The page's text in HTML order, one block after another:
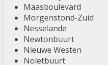
Maasboulevard
Morgenstond-Zuid
Nesselande
Newtonbuurt
Nieuwe Westen
Noletbuurt